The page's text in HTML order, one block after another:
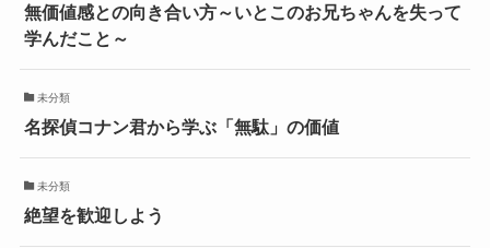
無価値感との向き合い方～いとこのお兄ちゃんを失って
学んだこと～
未分類
名探偵コナン君から学ぶ「無駄」の価値
未分類
絶望を歓迎しよう